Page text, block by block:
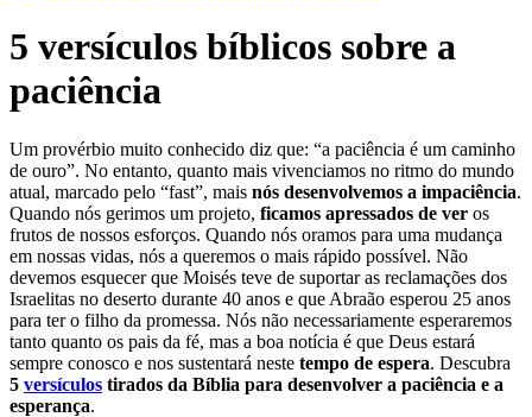
5 versículos bíblicos sobre a
paciência
Um provérbio muito conhecido diz que: “a paciência é um caminho
de ouro”. No entanto, quanto mais vivenciamos no ritmo do mundo
atual, marcado pelo “fast”, mais nós desenvolvemos a impaciência.
Quando nós gerimos um projeto, ficamos apressados de ver os
frutos de nossos esforços. Quando nós oramos para uma mudança
em nossas vidas, nós a queremos o mais rápido possível. Não
devemos esquecer que Moisés teve de suportar as reclamações dos
Israelitas no deserto durante 40 anos e que Abraão esperou 25 anos
para ter o filho da promessa. Nós não necessariamente esperaremos
tanto quanto os pais da fé, mas a boa notícia é que Deus estará
sempre conosco e nos sustentará neste tempo de espera. Descubra
5 versículos tirados da Bíblia para desenvolver a paciência e a
esperança.